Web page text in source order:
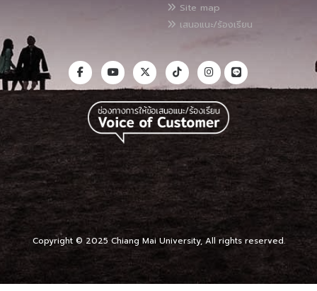
Site map
เสนอแนะ/ร้องเรียน
Copyright © 2025 Chiang Mai University, All rights reserved.